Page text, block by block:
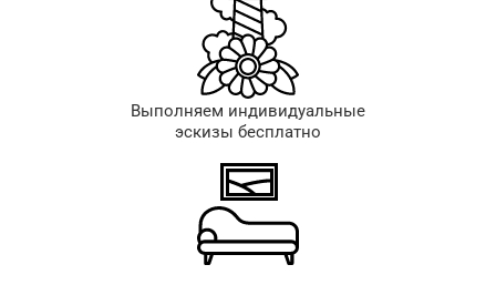
Выполняем индивидуальные
эскизы бесплатно